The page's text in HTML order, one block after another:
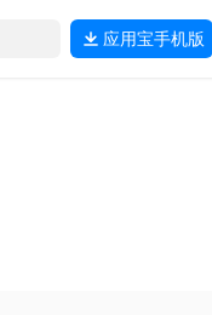
应用宝手机版